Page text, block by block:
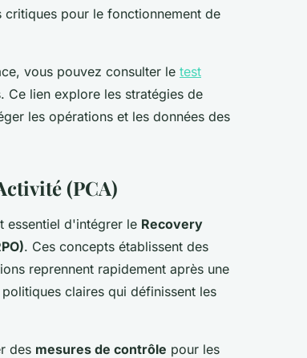
pour le fonctionnement de
vous pouvez consulter le test
Ce lien explore les stratégies de
les opérations et les données des
(PCA)
essentiel d'intégrer le Recovery
. Ces concepts établissent des
reprennent rapidement après une
claires qui définissent les
des mesures de contrôle pour les